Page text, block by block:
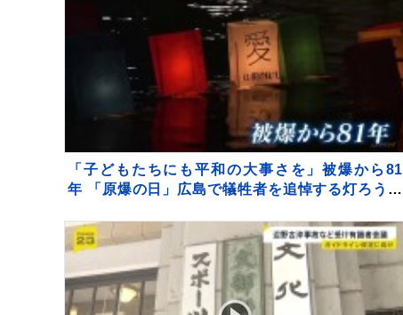
「子どもたちにも平和の大事さを」被爆から81
年 「原爆の日」広島で犠牲者を追悼する灯ろう流